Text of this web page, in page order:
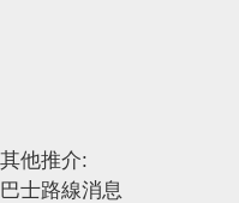
其他推介:
巴士路線消息